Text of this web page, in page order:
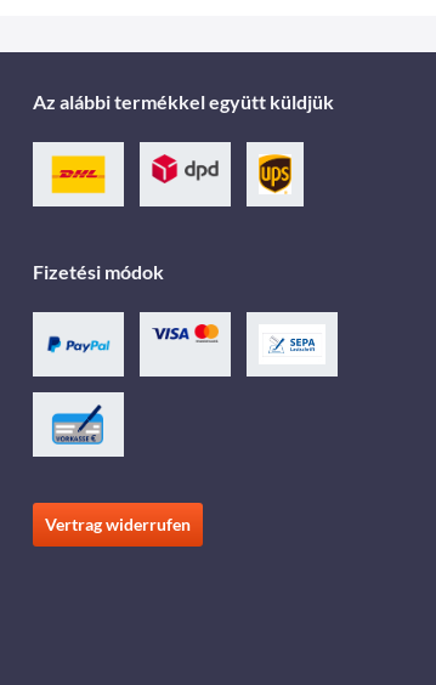
Az alábbi termékkel együtt küldjük
Fizetési módok
Vertrag widerrufen